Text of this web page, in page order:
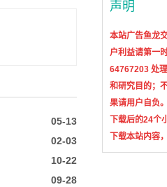
05-13
02-03
10-22
09-28
声明
本站广告鱼龙
户利益请第一
64767203 处
和研究目的；
果请用户自负
下载后的24个
下载本站内容